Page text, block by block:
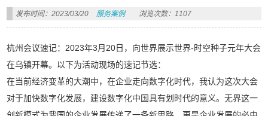
发布时间：2023/03/20 服务案例 浏览次数：1107
杭州会议速记：2023年3月20日，向世界展示世界-时空种子元年大会
在乌镇开幕。以下为活动现场的速记节选：
在当前经济变革的大潮中，在企业走向数字化时代，我认为这次大会
对于加快数字化发展，建设数字化中国具有划时代的意义。无界这一